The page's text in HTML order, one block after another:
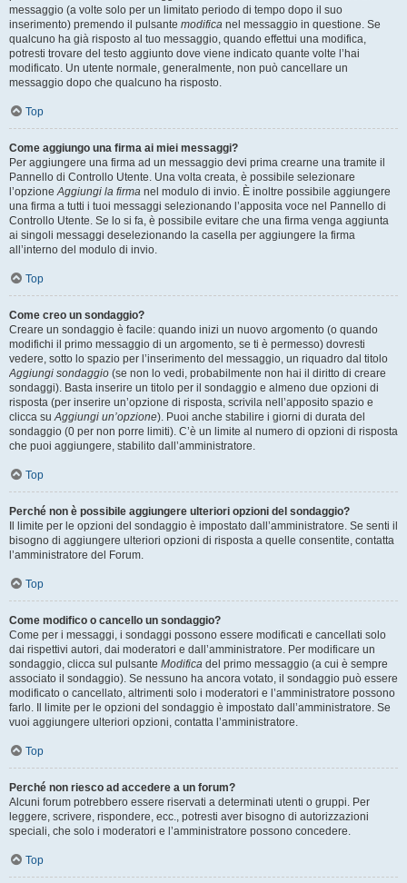
messaggio (a volte solo per un limitato periodo di tempo dopo il suo
inserimento) premendo il pulsante modifica nel messaggio in questione. Se
qualcuno ha già risposto al tuo messaggio, quando effettui una modifica,
potresti trovare del testo aggiunto dove viene indicato quante volte l’hai
modificato. Un utente normale, generalmente, non può cancellare un
messaggio dopo che qualcuno ha risposto.
Top
Come aggiungo una firma ai miei messaggi?
Per aggiungere una firma ad un messaggio devi prima crearne una tramite il
Pannello di Controllo Utente. Una volta creata, è possibile selezionare
l’opzioneAggiungi la firma nel modulo di invio. È inoltre possibile aggiungere
una firma a tutti i tuoi messaggi selezionando l’apposita voce nel Pannello di
Controllo Utente. Se lo si fa, è possibile evitare che una firma venga aggiunta
ai singoli messaggi deselezionando la casella per aggiungere la firma
all’interno del modulo di invio.
Top
Come creo un sondaggio?
Creare un sondaggio è facile: quando inizi un nuovo argomento (o quando
modifichi il primo messaggio di un argomento, se ti è permesso) dovresti
vedere, sotto lo spazio per l’inserimento del messaggio, un riquadro dal titolo
Aggiungi sondaggio (se non lo vedi, probabilmente non hai il diritto di creare
sondaggi). Basta inserire un titolo per il sondaggio e almeno due opzioni di
risposta (per inserire un’opzione di risposta, scrivila nell’apposito spazio e
clicca suAggiungi un’opzione). Puoi anche stabilire i giorni di durata del
sondaggio (0 per non porre limiti). C’è un limite al numero di opzioni di risposta
che puoi aggiungere, stabilito dall’amministratore.
Top
Perché non è possibile aggiungere ulteriori opzioni del sondaggio?
Il limite per le opzioni del sondaggio è impostato dall’amministratore. Se senti il
bisogno di aggiungere ulteriori opzioni di risposta a quelle consentite, contatta
l’amministratore del Forum.
Top
Come modifico o cancello un sondaggio?
Come per i messaggi, i sondaggi possono essere modificati e cancellati solo
dai rispettivi autori, dai moderatori e dall’amministratore. Per modificare un
sondaggio, clicca sul pulsante Modifica del primo messaggio (a cui è sempre
associato il sondaggio). Se nessuno ha ancora votato, il sondaggio può essere
modificato o cancellato, altrimenti solo i moderatori e l’amministratore possono
farlo. Il limite per le opzioni del sondaggio è impostato dall’amministratore. Se
vuoi aggiungere ulteriori opzioni, contatta l’amministratore.
Top
Perché non riesco ad accedere a un forum?
Alcuni forum potrebbero essere riservati a determinati utenti o gruppi. Per
leggere, scrivere, rispondere, ecc., potresti aver bisogno di autorizzazioni
speciali, che solo i moderatori e l’amministratore possono concedere.
Top